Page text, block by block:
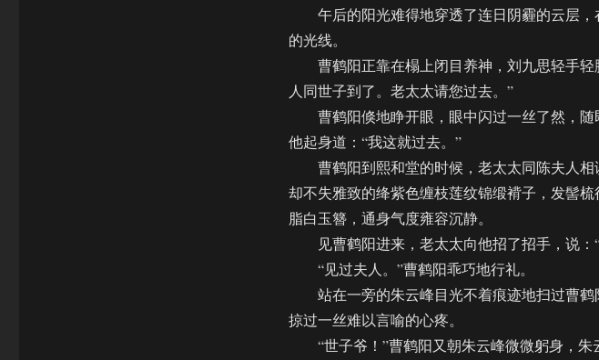
午后的阳光难得地穿透了连日阴霾的云层，
的光线。
曹鹤阳正靠在榻上闭目养神，刘九思轻手轻
人同世子到了。老太太请您过去。”
曹鹤阳倏地睁开眼，眼中闪过一丝了然，随
他起身道：“我这就过去。”
曹鹤阳到熙和堂的时候，老太太同陈夫人相
却不失雅致的绛紫色缠枝莲纹锦缎褙子，发髻
脂白玉簪，通身气度雍容沉静。
见曹鹤阳进来，老太太向他招了招手，说：
“见过夫人。”曹鹤阳乖巧地行礼。
站在一旁的朱云峰目光不着痕迹地扫过曹鹤
掠过一丝难以言喻的心疼。
“世子爷！”曹鹤阳又朝朱云峰微微躬身，朱